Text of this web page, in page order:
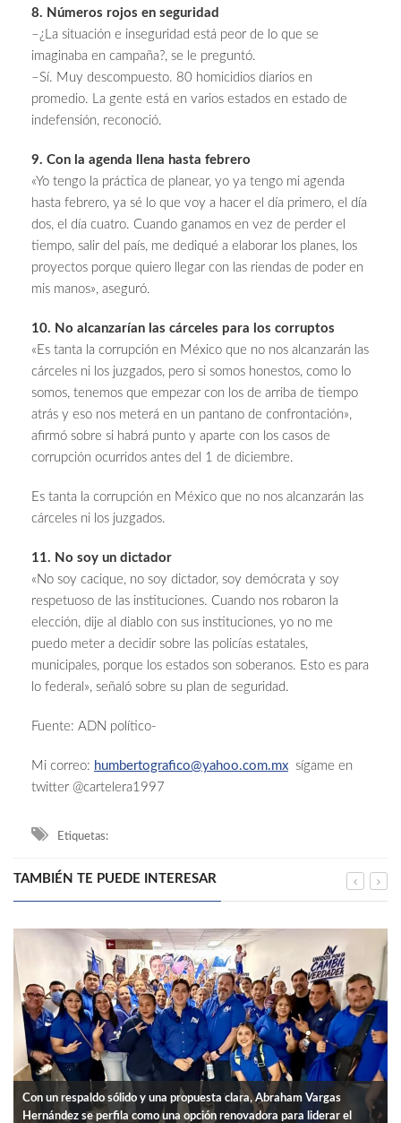
8. Números rojos en seguridad
–¿La situación e inseguridad está peor de lo que se
imaginaba en campaña?, se le preguntó.
–Sí. Muy descompuesto. 80 homicidios diarios en
promedio. La gente está en varios estados en estado de
indefensión, reconoció.
9. Con la agenda llena hasta febrero
«Yo tengo la práctica de planear, yo ya tengo mi agenda
hasta febrero, ya sé lo que voy a hacer el día primero, el día
dos, el día cuatro. Cuando ganamos en vez de perder el
tiempo, salir del país, me dediqué a elaborar los planes, los
proyectos porque quiero llegar con las riendas de poder en
mis manos», aseguró.
10. No alcanzarían las cárceles para los corruptos
«Es tanta la corrupción en México que no nos alcanzarán las
cárceles ni los juzgados, pero si somos honestos, como lo
somos, tenemos que empezar con los de arriba de tiempo
atrás y eso nos meterá en un pantano de confrontación»,
afirmó sobre si habrá punto y aparte con los casos de
corrupción ocurridos antes del 1 de diciembre.
Es tanta la corrupción en México que no nos alcanzarán las
cárceles ni los juzgados.
11. No soy un dictador
«No soy cacique, no soy dictador, soy demócrata y soy
respetuoso de las instituciones. Cuando nos robaron la
elección, dije al diablo con sus instituciones, yo no me
puedo meter a decidir sobre las policías estatales,
municipales, porque los estados son soberanos. Esto es para
lo federal», señaló sobre su plan de seguridad.
Fuente: ADN político-
Mi correo: humbertografico@yahoo.com.mx sígame en
twitter @cartelera1997
Etiquetas:
TAMBIÉN TE PUEDE INTERESAR
Con un respaldo sólido y una propuesta clara, Abraham Vargas
Hernández se perfila como una opción renovadora para liderar el